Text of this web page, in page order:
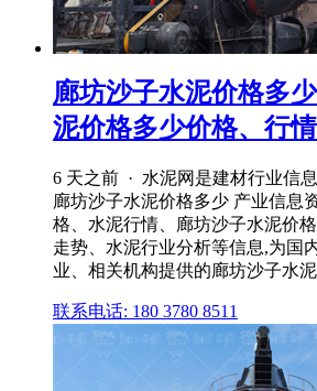
廊坊沙子水泥价格多
泥价格多少价格、行
6 天之前 · 水泥网是建材行业信
廊坊沙子水泥价格多少 产业信息
格、水泥行情、廊坊沙子水泥价
走势、水泥行业分析等信息,为国
业、相关机构提供的廊坊沙子水泥
联系电话: 180 3780 8511